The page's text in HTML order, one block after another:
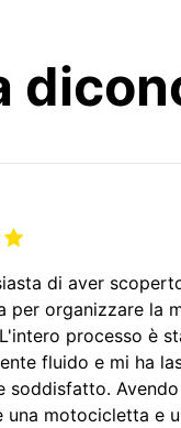
di aver
per organizzare la
processo è
fluido e mi ha
soddisfatto.
una motocicletta e